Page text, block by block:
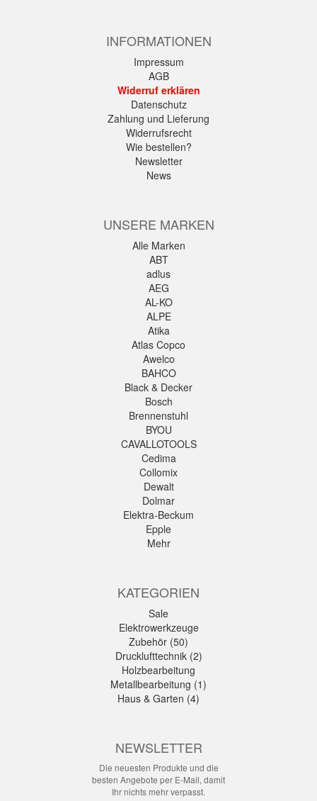
INFORMATIONEN
Impressum
AGB
Widerruf erklären
Datenschutz
Zahlung und Lieferung
Widerrufsrecht
Wie bestellen?
Newsletter
News
UNSERE MARKEN
Alle Marken
ABT
adlus
AEG
AL-KO
ALPE
Atika
Atlas Copco
Awelco
BAHCO
Black & Decker
Bosch
Brennenstuhl
BYOU
CAVALLOTOOLS
Cedima
Collomix
Dewalt
Dolmar
Elektra-Beckum
Epple
Mehr
KATEGORIEN
Sale
Elektrowerkzeuge
Zubehör (50)
Drucklufttechnik (2)
Holzbearbeitung
Metallbearbeitung (1)
Haus & Garten (4)
NEWSLETTER
Die neuesten Produkte und die
besten Angebote per E-Mail, damit
Ihr nichts mehr verpasst.